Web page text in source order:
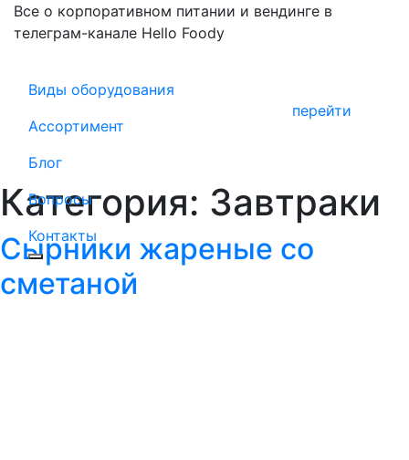
Все о корпоративном питании и вендинге в
телеграм-канале Hello Foody
перейти
Виды оборудования
Ассортимент
Блог
Вопросы
Контакты
Категория: Завтраки
Сырники жареные со
сметаной